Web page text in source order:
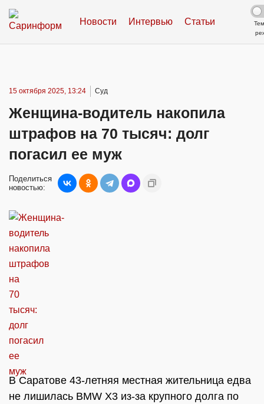
Новости Интервью Статьи
15 октября 2025, 13:24 Суд
Женщина-водитель накопила
штрафов на 70 тысяч: долг
погасил ее муж
Поделиться
новостью:
В Саратове 43-летняя местная жительница едва
не лишилась BMW X3 из-за крупного долга по